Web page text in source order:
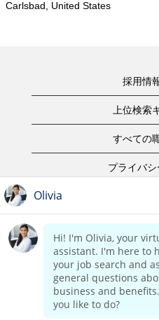
Carlsbad, United States
採用情
上位検索
すべての
プライバ
著作
お問
ボストン・サイエンティ